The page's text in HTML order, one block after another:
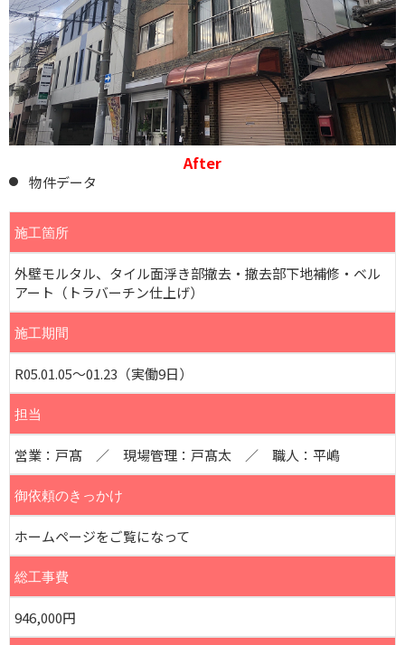
After
物件データ
施工箇所
外壁モルタル、タイル面浮き部撤去・撤去部下地補修・ベル
アート（トラバーチン仕上げ）
施工期間
R05.01.05～01.23（実働9日）
担当
営業：戸髙 ／ 現場管理：戸髙太 ／ 職人：平嶋
御依頼のきっかけ
ホームページをご覧になって
総工事費
946,000円